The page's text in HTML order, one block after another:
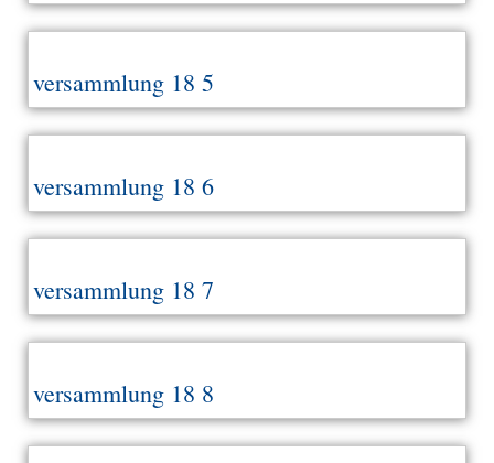
versammlung 18 5
versammlung 18 6
versammlung 18 7
versammlung 18 8